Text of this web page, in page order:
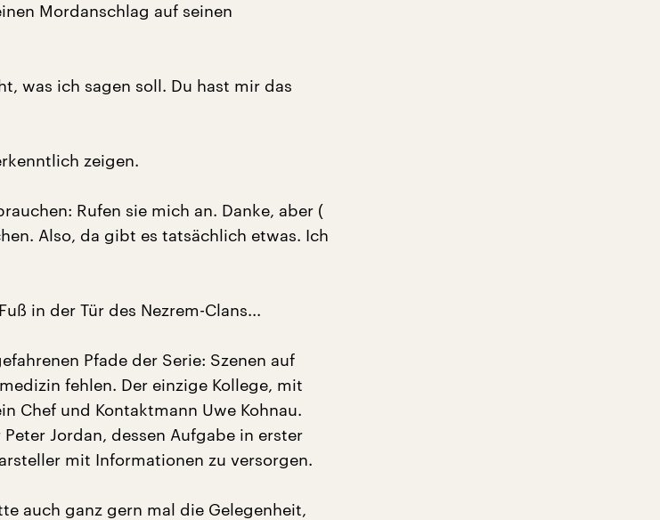
Mordanschlag auf seinen
was ich sagen soll. Du hast mir das
zeigen.
Rufen sie mich an. Danke, aber (
Also, da gibt es tatsächlich etwas. Ich
in der Tür des Nezrem-Clans...
Pfade der Serie: Szenen auf
fehlen. Der einzige Kollege, mit
Chef und Kontaktmann Uwe Kohnau.
Jordan, dessen Aufgabe in erster
mit Informationen zu versorgen.
auch ganz gern mal die Gelegenheit,